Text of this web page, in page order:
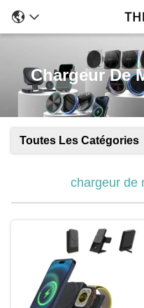
Chargeur De
Toutes Les Catégories
chargeur de